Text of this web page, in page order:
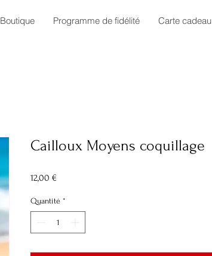
Boutique Programme de fidélité Carte cadeau
Cailloux Moyens coquillage
12,00 €
Quantité *